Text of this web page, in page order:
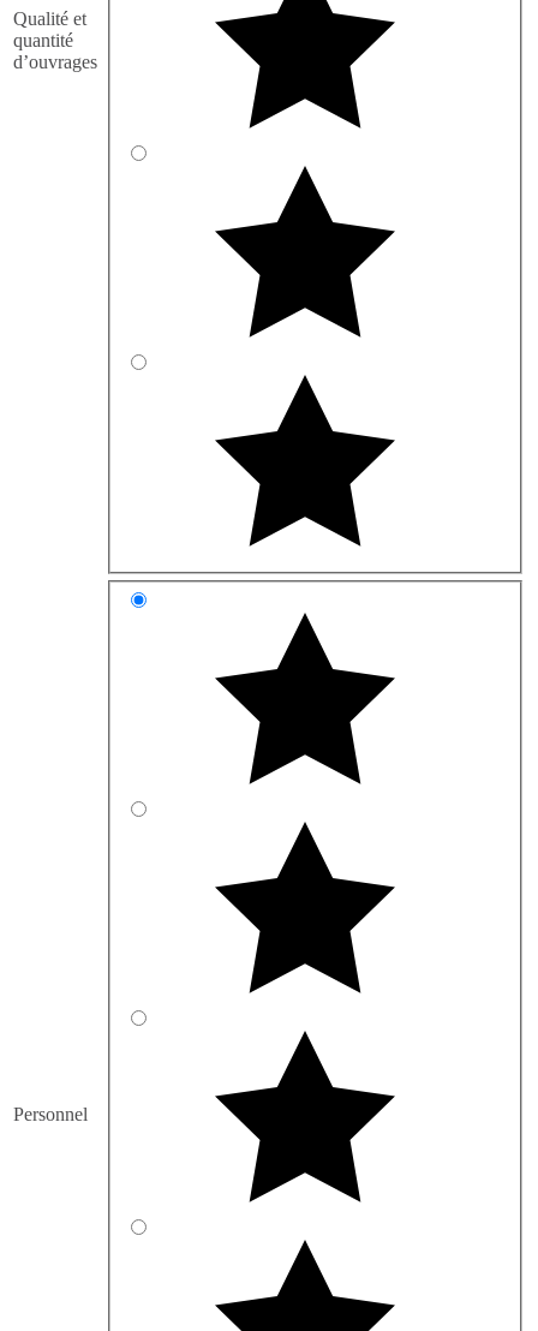
Qualité et
quantité
d’ouvrages
Personnel